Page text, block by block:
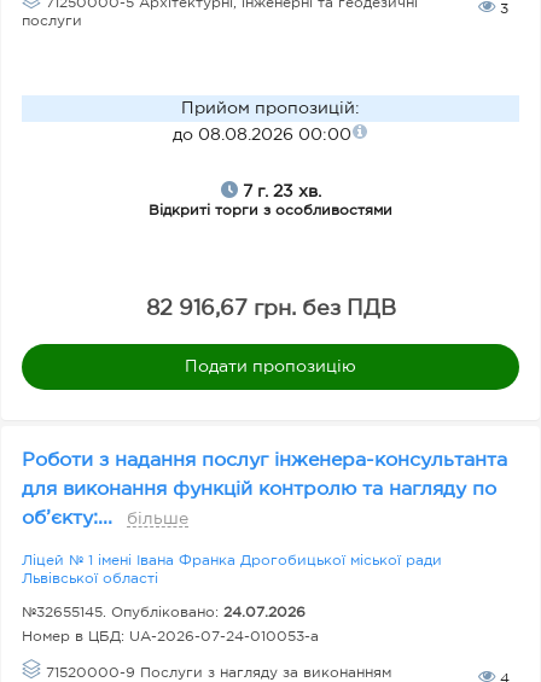
71250000-5 Архітектурні, інженерні та геодезичні
послуги
3
Прийом пропозицій:
до 08.08.2026 00:00
7 г. 23 хв.
Відкриті торги з особливостями
82 916,67 грн. без ПДВ
Подати пропозицію
Роботи з надання послуг інженера-консультанта
для виконання функцій контролю та нагляду по
об’єкту:...
більше
Ліцей № 1 імені Івана Франка Дрогобицької міської ради
Львівської області
№32655145. Опубліковано: 24.07.2026
Номер в ЦБД: UA-2026-07-24-010053-a
71520000-9 Послуги з нагляду за виконанням 4